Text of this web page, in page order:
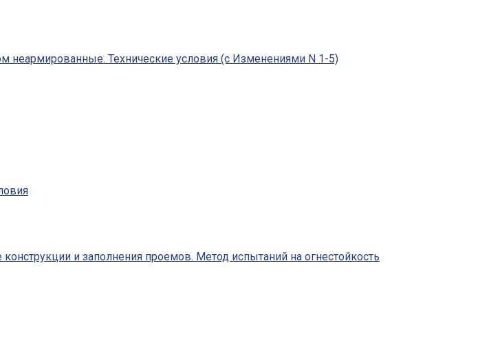
Технические условия (с Изменениями N 1-5)
и заполнения проемов. Метод испытаний на огнестойкость